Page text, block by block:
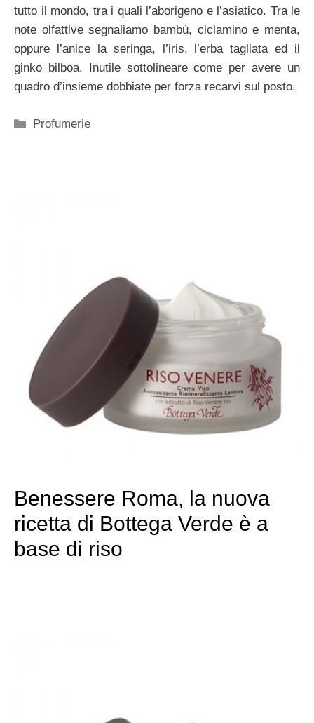
tutto il mondo, tra i quali l’aborigeno e l’asiatico. Tra le
note olfattive segnaliamo bambù, ciclamino e menta,
oppure l’anice la seringa, l’iris, l’erba tagliata ed il
ginko bilboa. Inutile sottolineare come per avere un
quadro d’insieme dobbiate per forza recarvi sul posto.
Categorie
Profumerie
Benessere Roma, la nuova
ricetta di Bottega Verde è a
base di riso